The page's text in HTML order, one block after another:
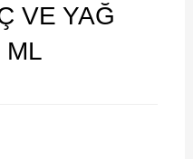
VE YAĞ
ML